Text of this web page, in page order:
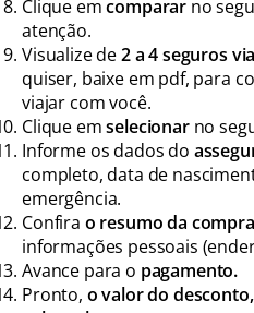
Clique emcomparar no
atenção.
Visualize de2 a 4 seguros
quiser, baixe em pdf, para
viajar com você.
Clique emselecionar no
Informe os dados do
completo, data de
emergência.
Confira o resumo da compra
informações pessoais
Avance para o pagamento.
Pronto, o valor do